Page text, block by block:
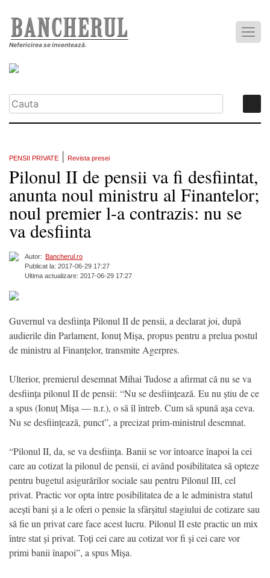
Nefericirea se inventează.
PENSII PRIVATE Revista presei
Pilonul II de pensii va fi desfiintat,
anunta noul ministru al Finantelor;
noul premier l-a contrazis: nu se
va desfiinta
Autor: Bancherul.ro
Publicat la: 2017-06-29 17:27
Ultima actualizare: 2017-06-29 17:27
Guvernul va desființa Pilonul II de pensii, a declarat joi, după
audierile din Parlament, Ionuț Mișa, propus pentru a prelua postul
de ministru al Finanțelor, transmite Agerpres.
Ulterior, premierul desemnat Mihai Tudose a afirmat că nu se va
desființa pilonul II de pensii: “Nu se desființează. Eu nu știu de ce
a spus (Ionuț Mișa — n.r.), o să îl întreb. Cum să spună așa ceva.
Nu se desființează, punct”, a precizat prim-ministrul desemnat.
“Pilonul II, da, se va desființa. Banii se vor întoarce înapoi la cei
care au cotizat la pilonul de pensii, ei având posibilitatea să opteze
pentru bugetul asigurărilor sociale sau pentru Pilonul III, cel
privat. Practic vor opta între posibilitatea de a le administra statul
acești bani și a le oferi o pensie la sfârșitul stagiului de cotizare sau
să fie un privat care face acest lucru. Pilonul II este practic un mix
între stat și privat. Toți cei care au cotizat vor fi și cei care vor
primi banii înapoi”, a spus Mișa.